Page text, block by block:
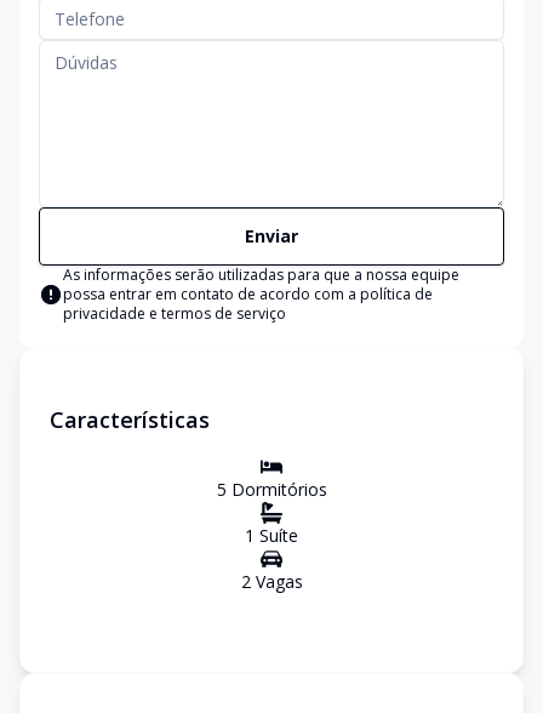
Enviar
As informações serão utilizadas para que a nossa equipe
possa entrar em contato de acordo com a política de
privacidade e termos de serviço
Características
5 Dormitórios
1 Suíte
2Vagas